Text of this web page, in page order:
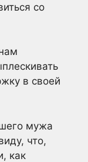
со
в своей
мужа
что,
как